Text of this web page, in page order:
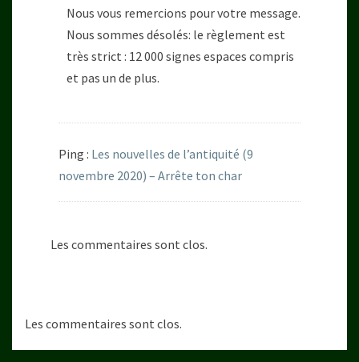
Nous vous remercions pour votre message.
Nous sommes désolés: le règlement est
très strict : 12 000 signes espaces compris
et pas un de plus.
Ping : Les nouvelles de l’antiquité (9
novembre 2020) – Arrête ton char
Les commentaires sont clos.
Les commentaires sont clos.